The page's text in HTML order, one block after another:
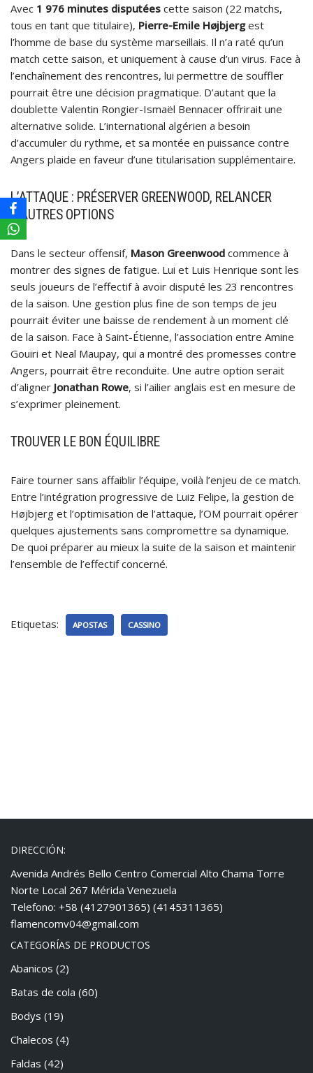
Avec 1 976 minutes disputées cette saison (22 matchs,
tous en tant que titulaire), Pierre-Emile Højbjergest
l’homme de base du système marseillais. Il n’a raté qu’un
match cette saison, et uniquement à cause d’un virus. Face à
l’enchaînement des rencontres, lui permettre de souffler
pourrait être une décision pragmatique. D’autant que la
doublette Valentin Rongier-Ismaël Bennacer offrirait une
alternative solide. L’international algérien a besoin
d’accumuler du rythme, et sa montée en puissance contre
Angers plaide en faveur d’une titularisation supplémentaire.
L’ATTAQUE : PRÉSERVER GREENWOOD, RELANCER
D’AUTRES OPTIONS
Dans le secteur offensif, Mason Greenwood commence à
montrer des signes de fatigue. Lui et Luis Henrique sont les
seuls joueurs de l’effectif à avoir disputé les 23 rencontres
de la saison. Une gestion plus fine de son temps de jeu
pourrait éviter une baisse de rendement à un moment clé
de la saison. Face à Saint-Étienne, l’association entre Amine
Gouiri et Neal Maupay, qui a montré des promesses contre
Angers, pourrait être reconduite. Une autre option serait
d’aligner Jonathan Rowe, si l’ailier anglais est en mesure de
s’exprimer pleinement.
TROUVER LE BON ÉQUILIBRE
Faire tourner sans affaiblir l’équipe, voilà l’enjeu de ce match.
Entre l’intégration progressive de Luiz Felipe, la gestion de
Højbjerg et l’optimisation de l’attaque, l’OM pourrait opérer
quelques ajustements sans compromettre sa dynamique.
De quoi préparer au mieux la suite de la saison et maintenir
l’ensemble de l’effectif concerné.
Etiquetas: APOSTAS CASSINO
DIRECCIÓN:
Avenida Andrés Bello Centro Comercial Alto Chama Torre
Norte Local 267 Mérida Venezuela
Telefono: +58 (4127901365) (4145311365)
flamencomv04@gmail.com
CATEGORÍAS DE PRODUCTOS
Abanicos (2)
Batas de cola (60)
Bodys (19)
Chalecos (4)
Faldas (42)